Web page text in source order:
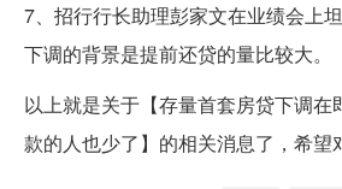
7、招行行长助理彭家文在业绩会上
下调的背景是提前还贷的量比较大。
以上就是关于【存量首套房贷下调在
款的人也少了】的相关消息了，希望